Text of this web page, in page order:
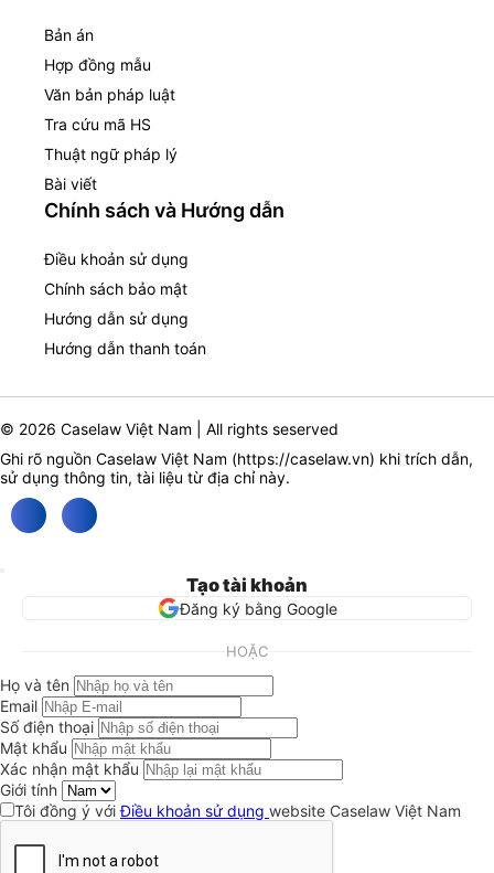
Bản án
Hợp đồng mẫu
Văn bản pháp luật
Tra cứu mã HS
Thuật ngữ pháp lý
Bài viết
Chính sách và Hướng dẫn
Điều khoản sử dụng
Chính sách bảo mật
Hướng dẫn sử dụng
Hướng dẫn thanh toán
© 2026 Caselaw Việt Nam | All rights seserved
Ghi rõ nguồn Caselaw Việt Nam (https://caselaw.vn) khi trích dẫn,
sử dụng thông tin, tài liệu từ địa chỉ này.
Tạo tài khoản
Đăng ký bằng Google
HOẶC
Họ và tên
Email
Số điện thoại
Mật khẩu
Xác nhận mật khẩu
Giới tính
Tôi đồng ý vớiĐiều khoản sử dụng website Caselaw Việt Nam